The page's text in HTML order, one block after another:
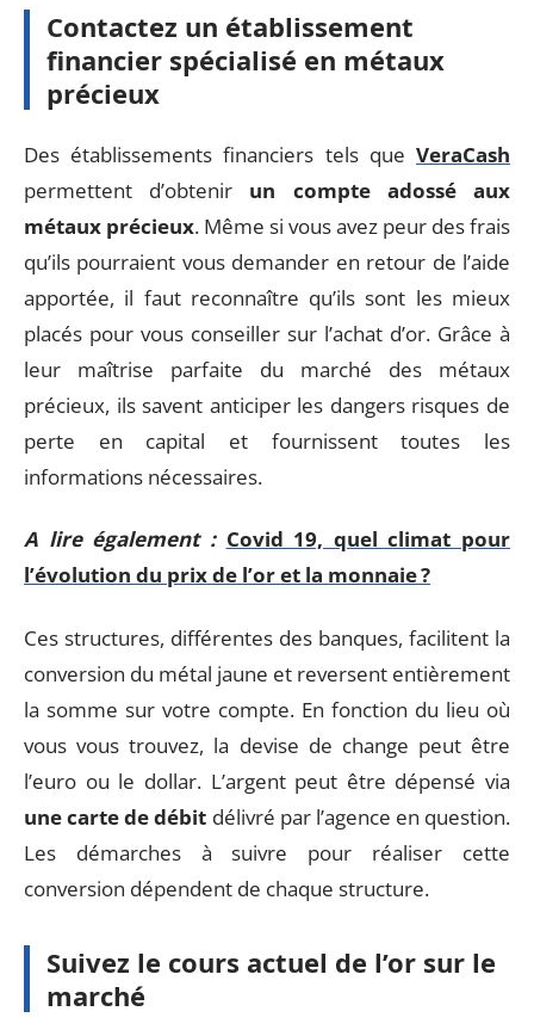
Contactez un établissement
financier spécialisé en métaux
précieux
Des établissements financiers tels que VeraCash
permettent d’obtenir un compte adossé aux
métaux précieux. Même si vous avez peur des frais
qu’ils pourraient vous demander en retour de l’aide
apportée, il faut reconnaître qu’ils sont les mieux
placés pour vous conseiller sur l’achat d’or. Grâce à
leur maîtrise parfaite du marché des métaux
précieux, ils savent anticiper les dangers risques de
perte en capital et fournissent toutes les
informations nécessaires.
A lire également : Covid 19, quel climat pour
l’évolution du prix de l’or et la monnaie ?
Ces structures, différentes des banques, facilitent la
conversion du métal jaune et reversent entièrement
la somme sur votre compte. En fonction du lieu où
vous vous trouvez, la devise de change peut être
l’euro ou le dollar. L’argent peut être dépensé via
une carte de débit délivré par l’agence en question.
Les démarches à suivre pour réaliser cette
conversion dépendent de chaque structure.
Suivez le cours actuel de l’or sur le
marché